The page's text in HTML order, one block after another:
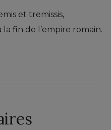
et tremissis,
fin de l’empire romain.